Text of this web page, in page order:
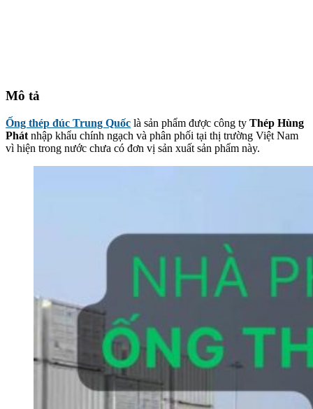
Mô tả
Ống thép đúc Trung Quốc là sản phẩm được công ty Thép Hùng
Phát nhập khẩu chính ngạch và phân phối tại thị trường Việt Nam
vì hiện trong nước chưa có đơn vị sản xuất sản phẩm này.